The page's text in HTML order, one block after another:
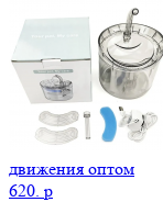
движения оптом
620. p